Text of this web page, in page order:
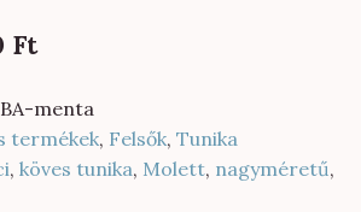
Ft
menta
termékek, Felsők, Tunika
, köves tunika, Molett, nagyméretű,